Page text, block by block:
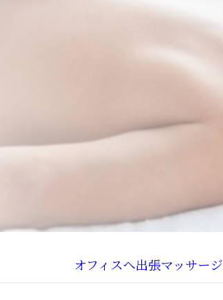
オフィスへ出張マッサージ